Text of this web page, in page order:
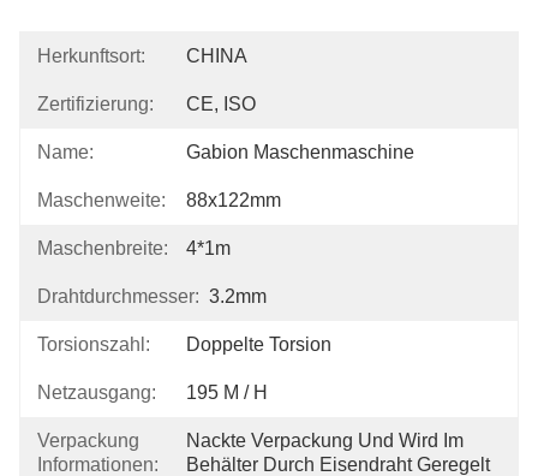
Herkunftsort: CHINA
Zertifizierung: CE, ISO
Name: Gabion Maschenmaschine
Maschenweite: 88x122mm
Maschenbreite: 4*1m
Drahtdurchmesser: 3.2mm
Torsionszahl: Doppelte Torsion
Netzausgang: 195 M / H
Verpackung
Informationen:
Nackte Verpackung Und Wird Im
Behälter Durch Eisendraht Geregelt